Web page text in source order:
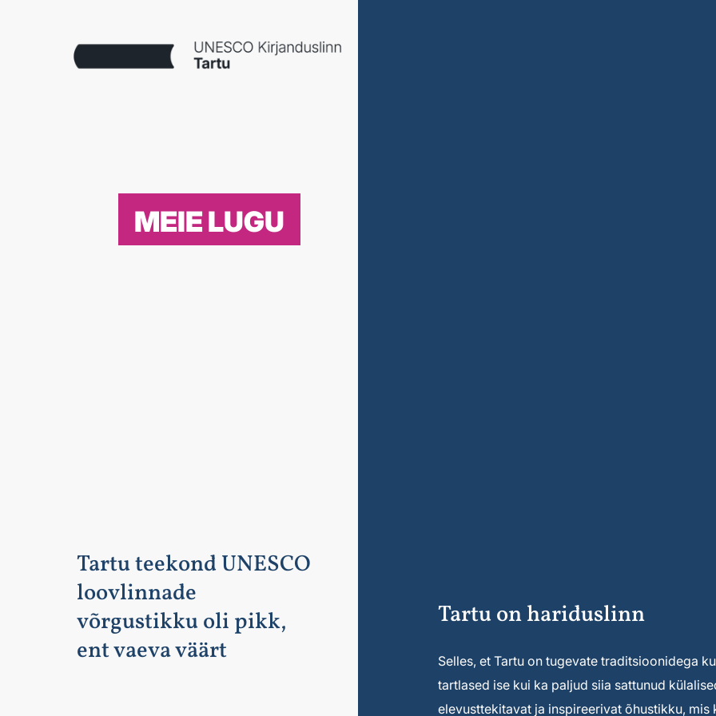
MEIE LUGU
Tartu teekond UNESCO
loovlinnade
võrgustikku oli pikk,
ent vaeva väärt
Tartu on hariduslinn
Selles, et Tartu on tugevate traditsioonidega
tartlased ise kui ka paljud siia sattunud
elevusttekitavat ja inspireerivat õhustikku,